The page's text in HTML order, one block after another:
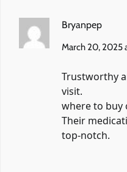
Bryanpep
March 20, 2025
Trustworthy
visit.
where to buy
Their
top-notch.